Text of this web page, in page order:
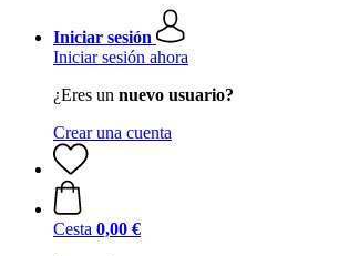
Iniciar sesión
Iniciar sesión ahora
¿Eres un nuevo usuario?
Crear una cuenta
Cesta 0,00 €